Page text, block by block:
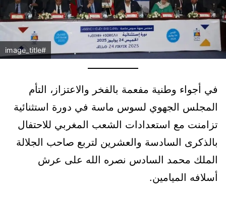
#image_title
في أجواء وطنية مفعمة بالفخر والاعتزاز، التأم
المجلس الجهوي لسوس ماسة في دورة استثنائية
تزامنت مع استعدادات الشعب المغربي للاحتفال
بالذكرى السادسة والعشرين لتربع صاحب الجلالة
الملك محمد السادس نصره الله على عرش
أسلافه الميامين.